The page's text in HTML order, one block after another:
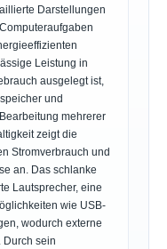
Darstellungen
Leistung in
ausgelegt ist,
und
mehrerer
zeigt die
Stromverbrauch und
an. Das schlanke
Lautsprecher, eine
wie USB-
wodurch externe
Durch sein